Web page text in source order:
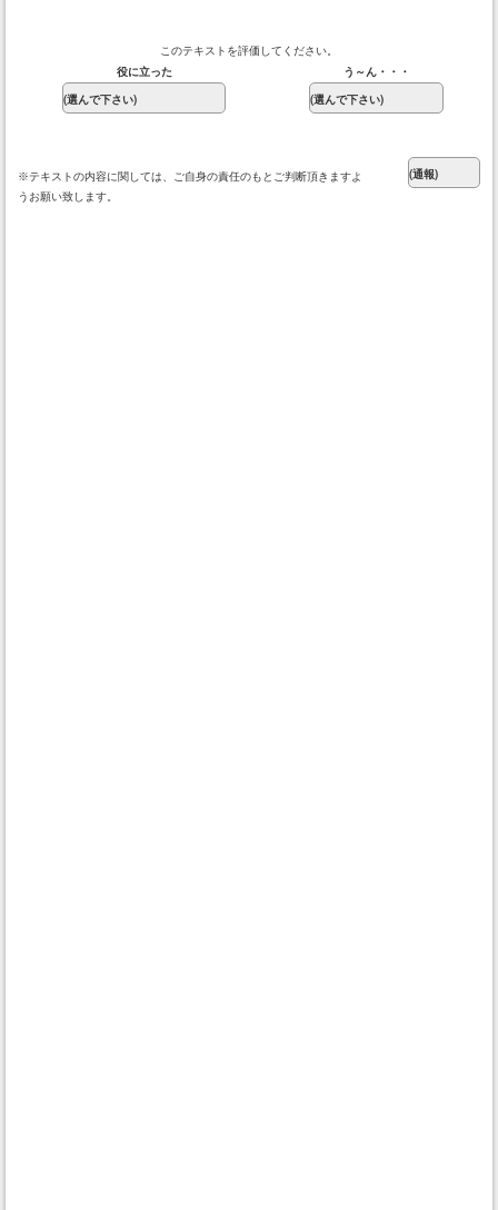
このテキストを評価してください。
役に立った
う～ん・・・
※テキストの内容に関しては、ご自身の責任のもとご判断頂きますよ
うお願い致します。